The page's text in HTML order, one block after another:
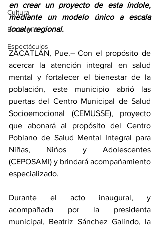
Cultura
Economía
Espectáculos
en crear un proyecto de esta índole,
mediante un modelo único a escala
local y regional.
ZACATLÁN, Pue.– Con el propósito de
acercar la atención integral en salud
mental y fortalecer el bienestar de la
población, este municipio abrió las
puertas del Centro Municipal de Salud
Socioemocional (CEMUSSE), proyecto
que abonará al propósito del Centro
Poblano de Salud Mental Integral para
Niñas, Niños y Adolescentes
(CEPOSAMI) y brindará acompañamiento
especializado.
Durante el acto inaugural, y
acompañada por la presidenta
municipal, Beatriz Sánchez Galindo, la